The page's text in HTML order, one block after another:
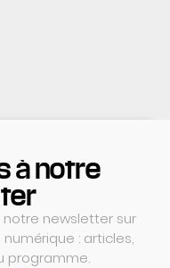
à notre
newsletter sur
: articles,
programme.